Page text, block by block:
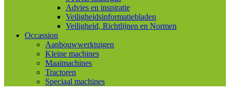
Advies en inspiratie
Veiligheidsinformatiebladen
Veiligheid, Richtlijnen en Normen
Occassion
Aanbouwwerktuigen
Kleine machines
Maaimachines
Tractoren
Speciaal machines